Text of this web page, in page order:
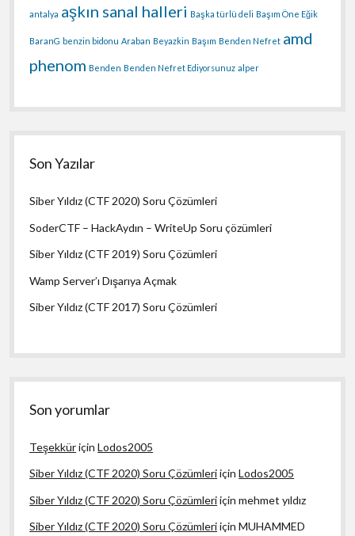
antalya aşkın sanal halleri Başka türlü deli Başım Öne Eğik
BaranG benzin bidonu Araban Beyazkin Başım Benden Nefret amd
phenom Benden Benden Nefret Ediyorsunuz alper
Son Yazılar
Siber Yıldız (CTF 2020) Soru Çözümleri
SoderCTF – HackAydın – WriteUp Soru çözümleri
Siber Yıldız (CTF 2019) Soru Çözümleri
Wamp Server’ı Dışarıya Açmak
Siber Yıldız (CTF 2017) Soru Çözümleri
Son yorumlar
TeşekküriçinLodos2005
Siber Yıldız (CTF 2020) Soru ÇözümleriiçinLodos2005
Siber Yıldız (CTF 2020) Soru Çözümleriiçinmehmet yıldız
Siber Yıldız (CTF 2020) Soru ÇözümleriiçinMUHAMMED